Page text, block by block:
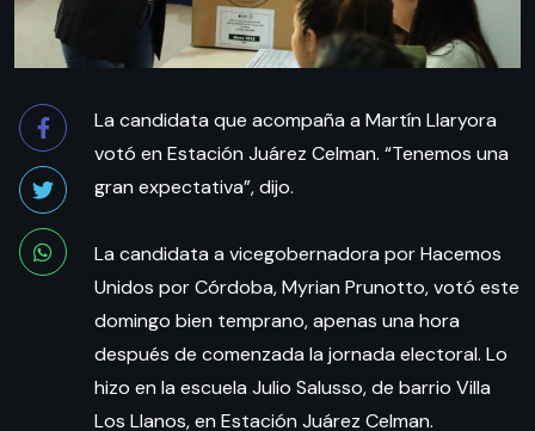
La candidata que acompaña a Martín Llaryora
votó en Estación Juárez Celman. “Tenemos una
gran expectativa”, dijo.
La candidata a vicegobernadora por Hacemos
Unidos por Córdoba, Myrian Prunotto, votó este
domingo bien temprano, apenas una hora
después de comenzada la jornada electoral. Lo
hizo en la escuela Julio Salusso, de barrio Villa
Los Llanos, en Estación Juárez Celman.